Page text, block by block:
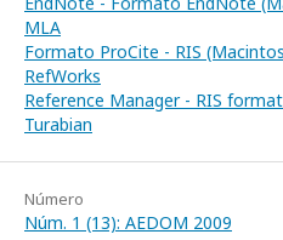
MLA
Formato ProCite - RIS
RefWorks
Reference Manager - RIS
Turabian
Número
Núm. 1 (13): AEDOM 2009